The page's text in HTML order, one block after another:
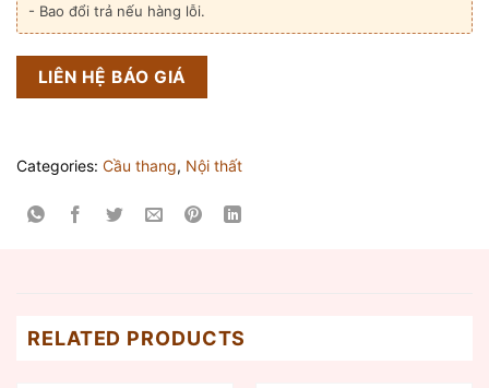
- Bao đổi trả nếu hàng lỗi.
LIÊN HỆ BÁO GIÁ
Categories: Cầu thang, Nội thất
RELATED PRODUCTS